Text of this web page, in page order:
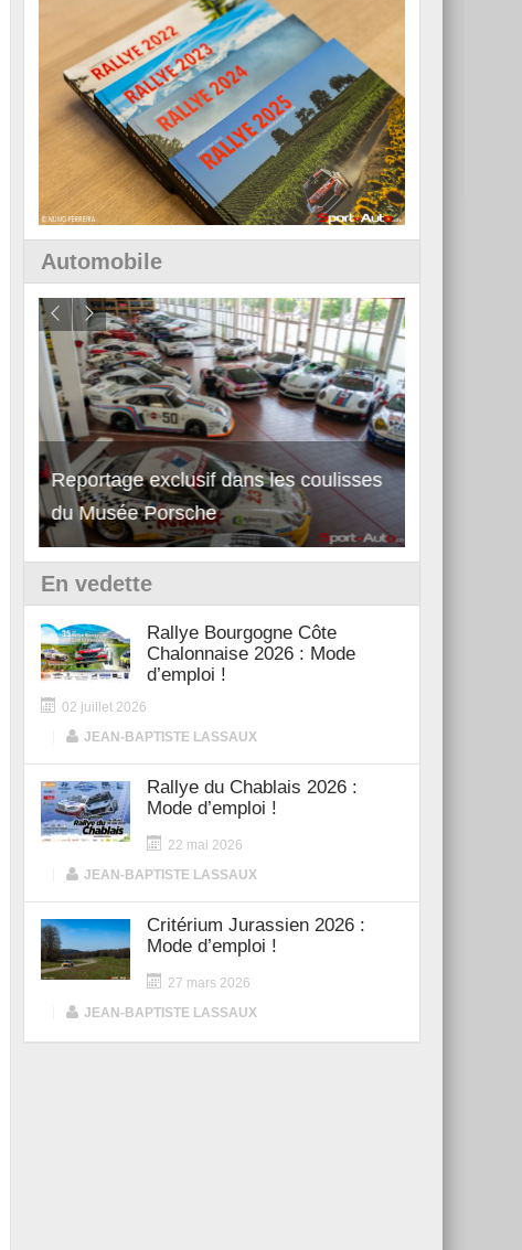
Automobile
Reportage exclusif dans les coulisses
du Musée Porsche
Découverte de la nouvelle Ferrari
12Cilindri Manuale
En vedette
Rallye Bourgogne Côte
Chalonnaise 2026 : Mode
d’emploi !
02 juillet 2026
JEAN-BAPTISTE LASSAUX
Rallye du Chablais 2026 :
Mode d’emploi !
22 mai 2026
JEAN-BAPTISTE LASSAUX
Critérium Jurassien 2026 :
Mode d’emploi !
27 mars 2026
JEAN-BAPTISTE LASSAUX